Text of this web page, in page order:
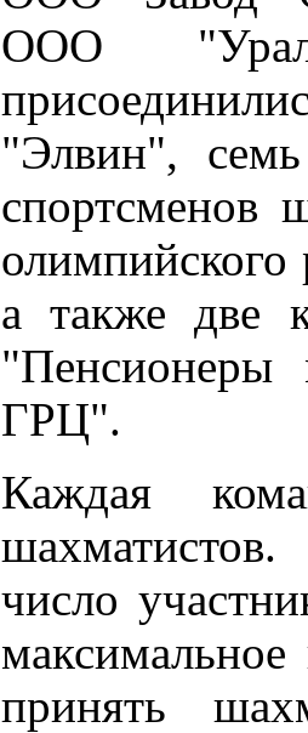
ООО
"Элвин",
спортсменов
а также две
"Пенсионеры
ГРЦ".
Каждая
число
максимальное
принять